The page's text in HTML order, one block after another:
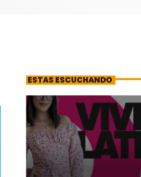
ESTAS ESCUCHANDO